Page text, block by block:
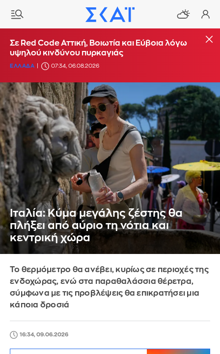
Σε Red Code Αττική, Βοιωτία και Εύβοια λόγω
υψηλού κινδύνου πυρκαγιάς
ΕΛΛΑΔΑ 07:34, 06.08.2026
Ιταλία: Κύμα μεγάλης ζέστης θα
πλήξει από αύριο τη νότια και
κεντρική χώρα
Το θερμόμετρο θα ανέβει, κυρίως σε περιοχές της
ενδοχώρας, ενώ στα παραθαλάσσια θέρετρα,
σύμφωνα με τις προβλέψεις θα επικρατήσει μια
κάποια δροσιά
16:34, 09.06.2026